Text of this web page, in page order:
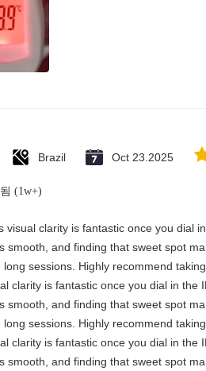
Brazil Oct 23.2025
(1w+)
visual clarity is fantastic once you dial
smooth, and finding that sweet spot
long sessions. Highly recommend
clarity is fantastic once you dial in the
smooth, and finding that sweet spot
long sessions. Highly recommend
clarity is fantastic once you dial in the
smooth, and finding that sweet spot